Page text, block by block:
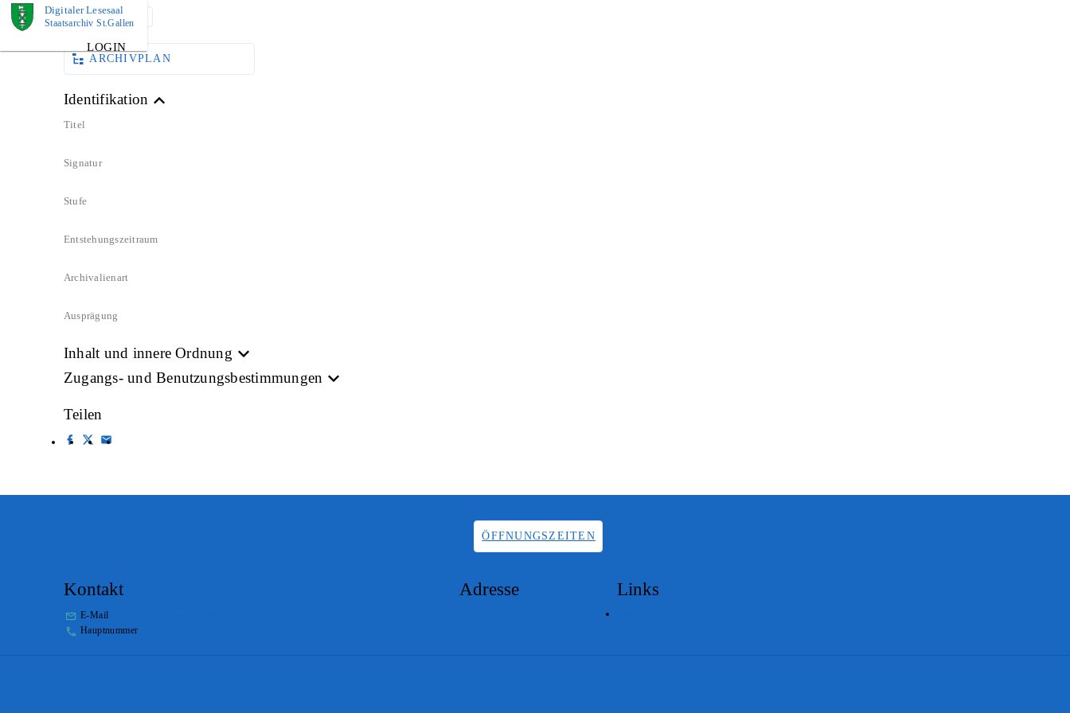
Digitaler Lesesaal
Staatsarchiv St.Gallen
LOGIN
DOKUMENT
ARCHIVPLAN
Identifikation
Titel
Signatur
Stufe
Entstehungszeitraum
Archivalienart
Ausprägung
Inhalt und innere Ordnung
Zugangs- und Benutzungsbestimmungen
Teilen
ÖFFNUNGSZEITEN
Kontakt
E-Mail
Hauptnummer
Adresse Links